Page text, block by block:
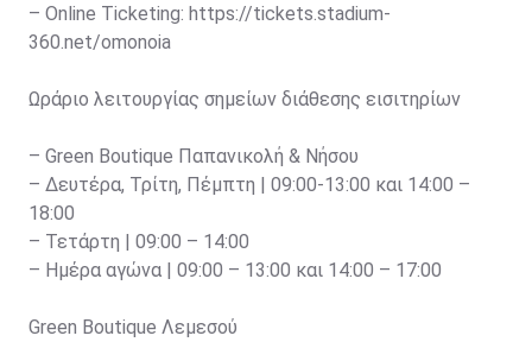
– Online Ticketing: https://tickets.stadium-
360.net/omonoia
Ωράριο λειτουργίας σημείων διάθεσης εισιτηρίων
– Green Boutique Παπανικολή & Νήσου
– Δευτέρα, Τρίτη, Πέμπτη | 09:00-13:00 και 14:00 –
18:00
– Τετάρτη | 09:00 – 14:00
– Ημέρα αγώνα | 09:00 – 13:00 και 14:00 – 17:00
Green Boutique Λεμεσού